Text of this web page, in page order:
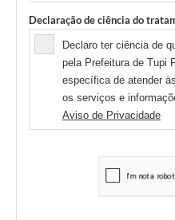
Declaração de ciência do
Declaro ter ciência de
pela Prefeitura de Tupi
específica de atender
os serviços e
Aviso de Privacidade